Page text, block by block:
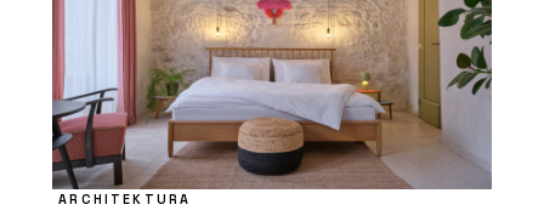
ARCHITEKTURA